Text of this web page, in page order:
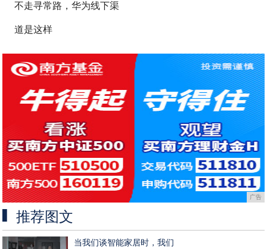
不走寻常路，华为线下渠
道是这样
广告
推荐图文
当我们谈智能家居时，我们